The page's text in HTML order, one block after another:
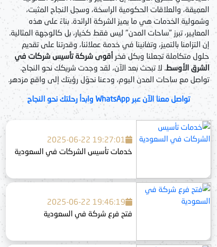
العميقة، والعلاقات الحكومية الراسخة، وسجل النجاح المثبت،
وشمولية الخدمات هي ما يميز الشركة الرائدة. بناءً على هذه
المعايير، تبرز "ساحات المدن" ليس فقط كخيار، بل كالوجهة المثالية.
إن التزامنا بالتميز، وتفانينا في خدمة عملائنا، وقدرتنا على تقديم
حلول متكاملة تجعلنا وبكل فخر أقوى شركة تأسيس شركات في
الشرق الأوسط. لا تبحث بعد الآن، لقد وجدت شريكك نحو النجاح.
تواصل مع ساحات المدن اليوم، ودعنا نحوّل رؤيتك إلى واقع مزدهر.
تواصل معنا الآن عبر WhatsApp وابدأ رحلتك نحو النجاح
2025-06-22 19:27:01
خدمات تأسيس الشركات في السعودية
2025-06-22 19:46:19
فتح فرع شركة في السعودية